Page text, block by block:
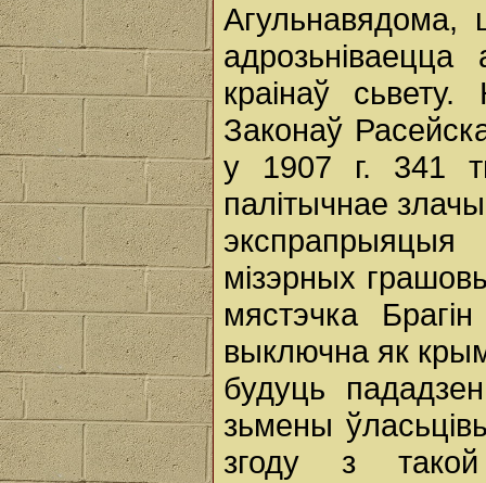
Агульнавядома,
адрозьніваецца
краінаў
Законаў
у 1907 г. 341
палітычнае
экспрапрыяцыя
мізэрных
мястэчка
выключна як
будуць
зьмены
згоду з